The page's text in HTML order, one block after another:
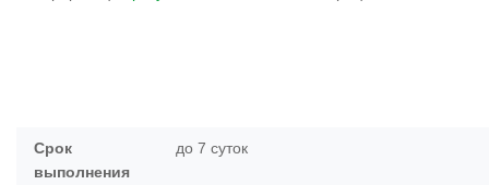
Срок
выполнения
до 7 суток